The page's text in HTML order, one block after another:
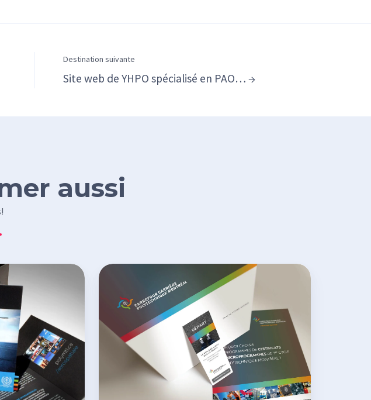
Destination suivante
Site web de YHPO spécialisé en PAO… →
aussi
Image
marque
du
Carrefour
Polytechnique